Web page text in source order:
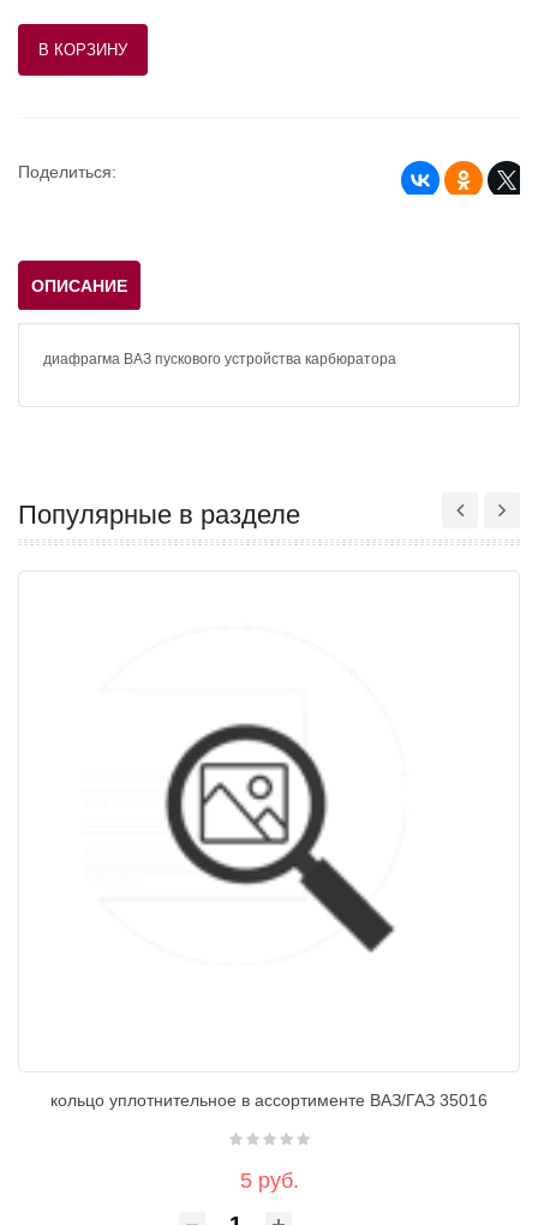
Поделиться:
ОПИСАНИЕ
диафрагма ВАЗ пускового устройства карбюратора
Популярные в разделе
кольцо уплотнительное в ассортименте ВАЗ/ГАЗ 35016
5 руб.